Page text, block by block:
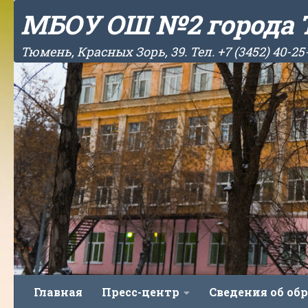
Skip to content
МБОУ ОШ №2 города
Тюмень, Красных Зорь, 39. Тел. +7 (3452) 40-
Главная Пресс-центр Сведения об